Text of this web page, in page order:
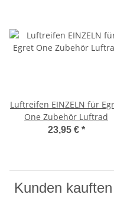
Luftreifen EINZELN für
One Zubehör Luftrad
23,95 € *
Kunden